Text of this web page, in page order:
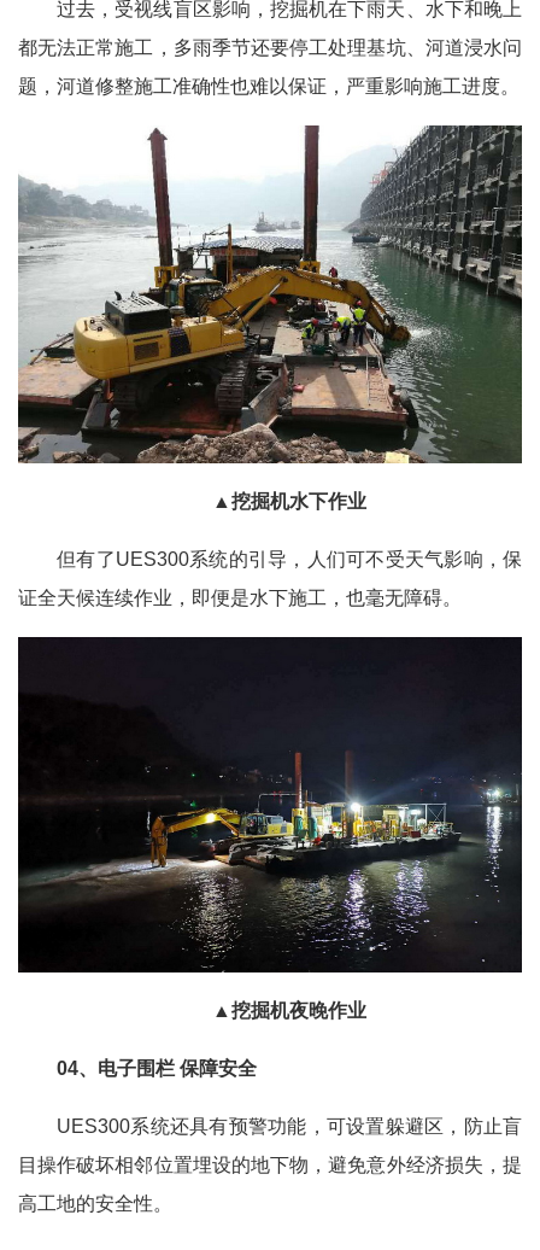
过去，受视线盲区影响，挖掘机在下雨天、水下和晚上
都无法正常施工，多雨季节还要停工处理基坑、河道浸水问
题，河道修整施工准确性也难以保证，严重影响施工进度。
▲挖掘机水下作业
但有了UES300系统的引导，人们可不受天气影响，保
证全天候连续作业，即便是水下施工，也毫无障碍。
▲挖掘机夜晚作业
04、电子围栏 保障安全
UES300系统还具有预警功能，可设置躲避区，防止盲
目操作破坏相邻位置埋设的地下物，避免意外经济损失，提
高工地的安全性。